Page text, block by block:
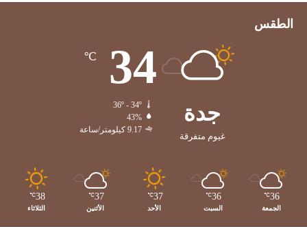
الطقس
جدة
غيوم متفرقة
34
℃
36º - 34º
43%
9.17 كيلومتر/ساعة
36
℃
الجمعة
36
℃
السبت
37
℃
الأحد
37
℃
الأثنين
38
℃
الثلاثاء